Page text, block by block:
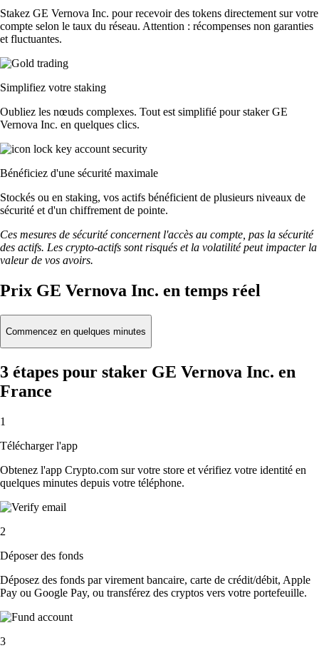
Stakez GE Vernova Inc. pour recevoir des tokens directement sur votre
compte selon le taux du réseau. Attention : récompenses non garanties
et fluctuantes.
Simplifiez votre staking
Oubliez les nœuds complexes. Tout est simplifié pour staker GE
Vernova Inc. en quelques clics.
Bénéficiez d'une sécurité maximale
Stockés ou en staking, vos actifs bénéficient de plusieurs niveaux de
sécurité et d'un chiffrement de pointe.
Ces mesures de sécurité concernent l'accès au compte, pas la sécurité
des actifs. Les crypto-actifs sont risqués et la volatilité peut impacter la
valeur de vos avoirs.
Prix GE Vernova Inc. en temps réel
Commencez en quelques minutes
3 étapes pour staker GE Vernova Inc. en
France
1
Télécharger l'app
Obtenez l'app Crypto.com sur votre store et vérifiez votre identité en
quelques minutes depuis votre téléphone.
2
Déposer des fonds
Déposez des fonds par virement bancaire, carte de crédit/débit, Apple
Pay ou Google Pay, ou transférez des cryptos vers votre portefeuille.
3